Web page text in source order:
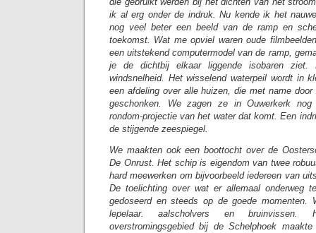
ik al erg onder de indruk. Nu kende ik het
nog veel beter een beeld van de ramp en
toekomst. Wat me opviel waren oude
een uitstekend computermodel van de ramp,
je de dichtbij elkaar liggende isobaren
windsnelheid. Het wisselend waterpeil wordt in
een afdeling over alle huizen, die met name door
geschonken. We zagen ze in Ouwerkerk
rondom-projectie van het water dat komt. Een
de stijgende zeespiegel.
We maakten ook een boottocht over de
De Onrust. Het schip is eigendom van twee
hard meewerken om bijvoorbeeld iedereen van
De toelichting over wat er allemaal onderweg
gedoseerd en steeds op de goede momenten.
lepelaar. aalscholvers en
overstromingsgebied bij de Schelphoek